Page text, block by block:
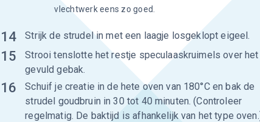
vlechtwerk eens zo goed.
14 Strijk de strudel in met een laagje losgeklopt eigeel.
15
Strooi tenslotte het restje speculaaskruimels over het
gevuld gebak.
16
Schuif je creatie in de hete oven van 180°C en bak de
strudel goudbruin in 30 tot 40 minuten. (Controleer
regelmatig. De baktijd is afhankelijk van het type